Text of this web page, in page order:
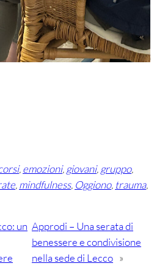
, emozioni, giovani, gruppo
, mindfulness, Oggiono, trauma
un Approdi – Una serata di
benessere e condivisione
nella sede di Lecco »